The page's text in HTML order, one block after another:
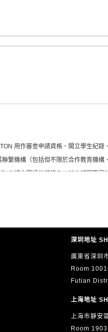
用作審查申請資格、開立學生紀錄
繫機構（包括但不限於合作教育機構
/申請人開設的紀錄內，並由相關職員
短訊或其他方式，向本人發送有關
例第486章），本人有權要求查閱及
確認所提供的個人資料真實、準確及
深圳地址
廣東省深圳
Room
Futian
上海地址
上海市靜安
Room